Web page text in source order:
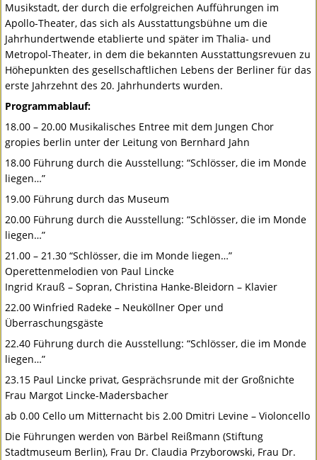
Musikstadt, der durch die erfolgreichen Aufführungen im
Apollo-Theater, das sich als Ausstattungsbühne um die
Jahrhundertwende etablierte und später im Thalia- und
Metropol-Theater, in dem die bekannten Ausstattungsrevuen zu
Höhepunkten des gesellschaftlichen Lebens der Berliner für das
erste Jahrzehnt des 20. Jahrhunderts wurden.
Programmablauf:
18.00 – 20.00 Musikalisches Entree mit dem Jungen Chor
gropies berlin unter der Leitung von Bernhard Jahn
18.00 Führung durch die Ausstellung: “Schlösser, die im Monde
liegen…”
19.00 Führung durch das Museum
20.00 Führung durch die Ausstellung: “Schlösser, die im Monde
liegen…”
21.00 – 21.30 “Schlösser, die im Monde liegen…”
Operettenmelodien von Paul Lincke
Ingrid Krauß – Sopran, Christina Hanke-Bleidorn – Klavier
22.00 Winfried Radeke – Neuköllner Oper und
Überraschungsgäste
22.40 Führung durch die Ausstellung: “Schlösser, die im Monde
liegen…”
23.15 Paul Lincke privat, Gesprächsrunde mit der Großnichte
Frau Margot Lincke-Madersbacher
ab 0.00 Cello um Mitternacht bis 2.00 Dmitri Levine – Violoncello
Die Führungen werden von Bärbel Reißmann (Stiftung
Stadtmuseum Berlin), Frau Dr. Claudia Przyborowski, Frau Dr.